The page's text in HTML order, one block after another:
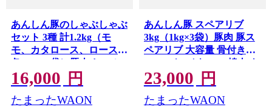
あんしん豚のしゃぶしゃぶ
セット 3種 計1.2kg（モ
モ、カタロース、ロース
各200g×2袋）豚肉 しゃぶ
しゃぶ もも肉 もも 肩ロー
ス ロース 豚ロース しゃぶ
しゃぶ用 国産 国産豚肉 無
16,000 円
たまったWAON
あんしん豚 スペアリブ
3kg（1kg×3袋）豚肉 豚ス
ペアリブ 大容量 骨付き
BBQ バーベキュー 焼肉 キ
ャンプ アウトドア 骨付き
骨付き肉 岐阜県 白川町 /
藤井ファーム [AWAF103]
23,000 円
たまったWAON